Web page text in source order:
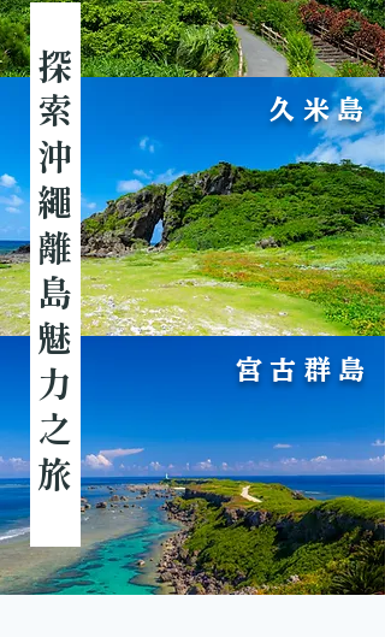
久米島
宮古群島
探索沖繩離島魅力之旅